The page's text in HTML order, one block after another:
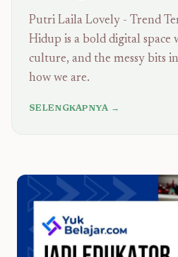
Putri Laila Lovely - Trend
Hidup is a bold digital space
culture, and the messy bits
how we are.
SELENGKAPNYA →